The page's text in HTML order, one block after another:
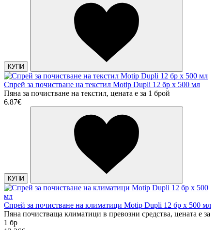
КУПИ
Спрей за почистване на текстил Motip Dupli 12 бр х 500 мл
Пяна за почистване на текстил, цената е за 1 брой
6.87€
КУПИ
Спрей за почистване на климатици Motip Dupli 12 бр х 500 мл
Пяна почистваща климатици в превозни средства, цената е за
1 бр